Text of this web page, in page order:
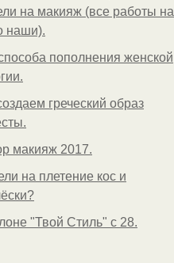
на макияж (все работы на
наши).
пополнения женской
греческий образ
макияж 2017.
на плетение кос и
"Твой Стиль" с 28.